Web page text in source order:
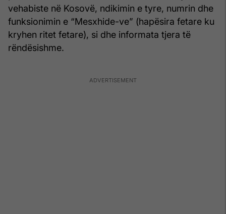
vehabiste në Kosovë, ndikimin e tyre, numrin dhe
funksionimin e “Mesxhide-ve” (hapësira fetare ku
kryhen ritet fetare), si dhe informata tjera të
rëndësishme.